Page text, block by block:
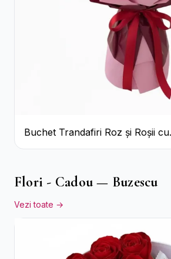
Buchet Trandafiri Roz și Roșii cu
Eucalipt și Gypsophila
Flori - Cadou — Buzescu
Vezi toate →